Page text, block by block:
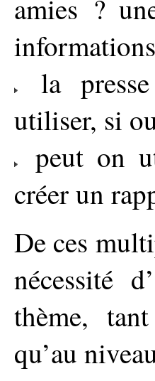
amies ?
la
utiliser, si
peut on
créer un
De ces
nécessité
thème,
qu’au